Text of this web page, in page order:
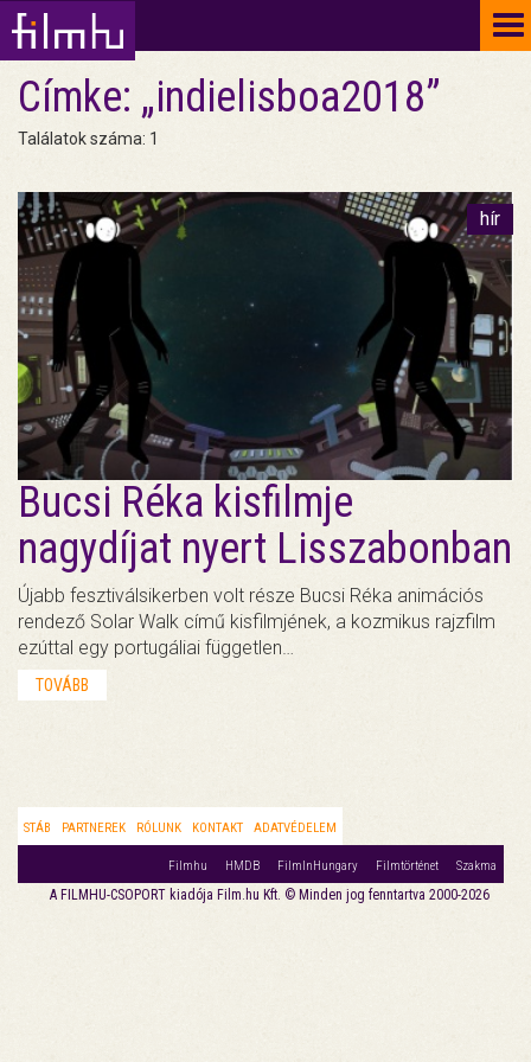
Címke: „indielisboa2018”
Találatok száma: 1
hír
Bucsi Réka kisfilmje
nagydíjat nyert Lisszabonban
Újabb fesztiválsikerben volt része Bucsi Réka animációs
rendező Solar Walk című kisfilmjének, a kozmikus rajzfilm
ezúttal egy portugáliai független…
TOVÁBB
STÁB PARTNEREK RÓLUNK KONTAKT ADATVÉDELEM
Filmhu HMDB FilmInHungary Filmtörténet Szakma
A FILMHU-CSOPORT kiadója Film.hu Kft. © Minden jog fenntartva 2000-2026